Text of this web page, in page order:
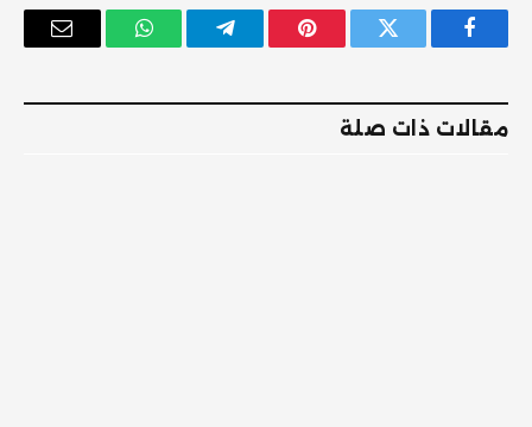
فيسبوك تويتر بينتيريستتيلقرام واتساب
البريد
مقالات ذات صلة